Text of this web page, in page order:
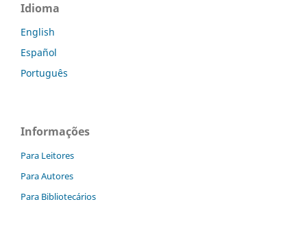
Idioma
English
Español
Português
Informações
Para Leitores
Para Autores
Para Bibliotecários